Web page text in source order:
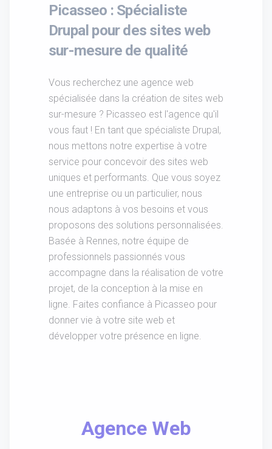
Picasseo : Spécialiste
Drupal pour des sites web
sur-mesure de qualité
Vous recherchez une agence web
spécialisée dans la création de sites web
sur-mesure ? Picasseo est l'agence qu'il
vous faut ! En tant que spécialiste Drupal,
nous mettons notre expertise à votre
service pour concevoir des sites web
uniques et performants. Que vous soyez
une entreprise ou un particulier, nous
nous adaptons à vos besoins et vous
proposons des solutions personnalisées.
Basée à Rennes, notre équipe de
professionnels passionnés vous
accompagne dans la réalisation de votre
projet, de la conception à la mise en
ligne. Faites confiance à Picasseo pour
donner vie à votre site web et
développer votre présence en ligne.
Agence Web